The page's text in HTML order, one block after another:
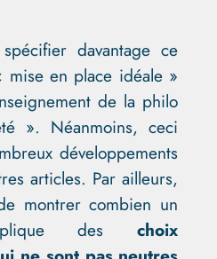
davantage ce
mise en place idéale »
de la philo
». Néanmoins, ceci
développements
articles. Par ailleurs,
montrer combien un
deschoix